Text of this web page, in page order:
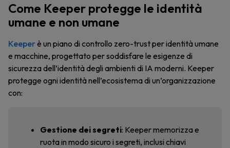
Come Keeper protegge le identità
umane e non umane
Keeperè un piano di controllo zero-trust per identità umane
e macchine, progettato per soddisfare le esigenze di
sicurezza dell’identità degli ambienti di IA moderni. Keeper
protegge ogni identità nell’ecosistema di un’organizzazione
con:
Gestione dei segreti: Keeper memorizza e
ruota in modo sicuro i segreti, inclusi chiavi